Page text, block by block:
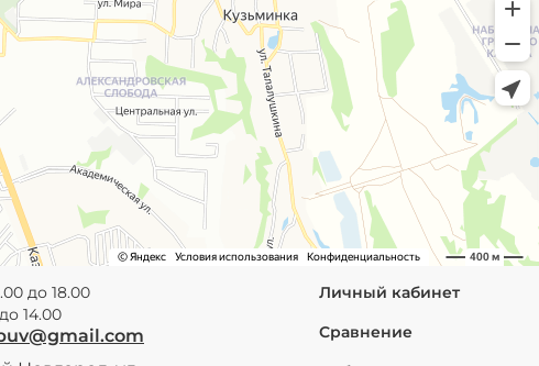
до 18.00
14.00
Личный кабинет
Сравнение